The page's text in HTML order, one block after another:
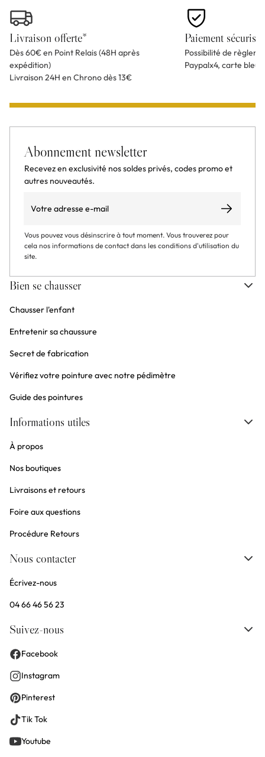
Livraison offerte*
Dès 60€ en Point Relais (48H après
expédition)
Livraison 24H en Chrono dès 13€
Paiement sécurisé
Possibilité de
Paypalx4, carte
Abonnement newsletter
Recevez en exclusivité nos soldes privés, codes promo et
autres nouveautés.
S’abonner
Vous pouvez vous désinscrire à tout moment. Vous trouverez pour
cela nos informations de contact dans les conditions d'utilisation du
site.
Bien se chausser
Chausser l'enfant
Entretenir sa chaussure
Secret de fabrication
Vérifiez votre pointure avec notre pédimètre
Guide des pointures
Informations utiles
À propos
Nos boutiques
Livraisons et retours
Foire aux questions
Procédure Retours
Nous contacter
Écrivez-nous
04 66 46 56 23
Suivez-nous
Facebook
Instagram
Pinterest
Tik Tok
Youtube